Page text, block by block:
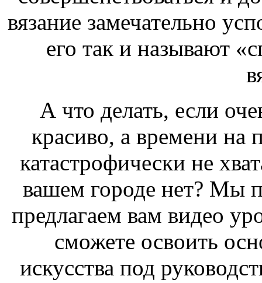
вязание замечательно
его так и называют
А что делать, если
красиво, а времени на
катастрофически не
вашем городе нет? Мы
предлагаем вам видео
сможете освоить
искусства под